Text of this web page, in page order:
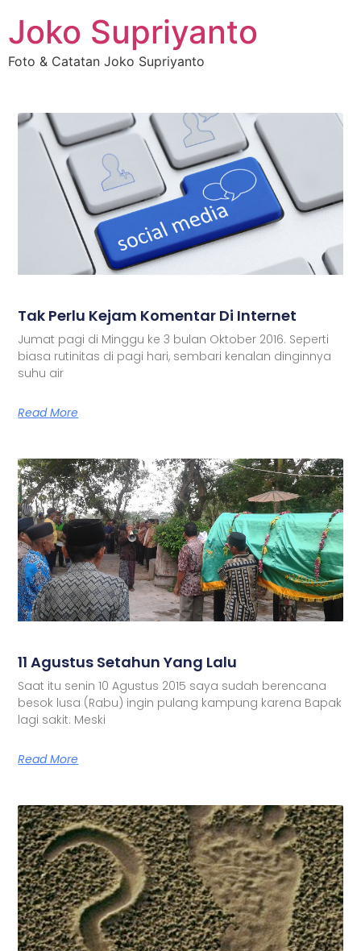
Joko Supriyanto
Foto & Catatan Joko Supriyanto
Tak Perlu Kejam Komentar Di Internet
Jumat pagi di Minggu ke 3 bulan Oktober 2016. Seperti
biasa rutinitas di pagi hari, sembari kenalan dinginnya
suhu air
Read More
11 Agustus Setahun Yang Lalu
Saat itu senin 10 Agustus 2015 saya sudah berencana
besok lusa (Rabu) ingin pulang kampung karena Bapak
lagi sakit. Meski
Read More